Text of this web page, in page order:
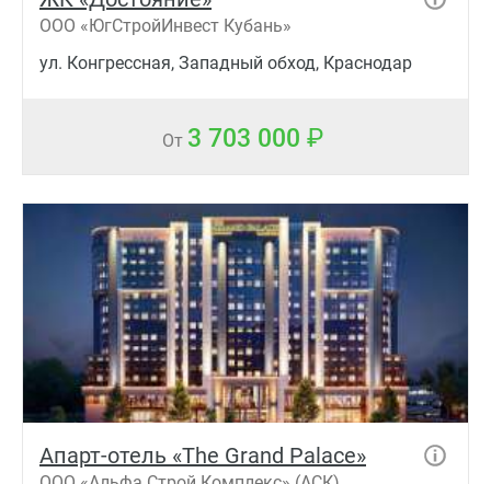
ООО «ЮгСтройИнвест Кубань»
ул. Конгрессная, Западный обход, Краснодар
От 3 703 000
Апарт-отель «The Grand Palace»